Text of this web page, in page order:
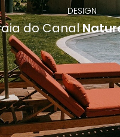
DESIGN
do Canal